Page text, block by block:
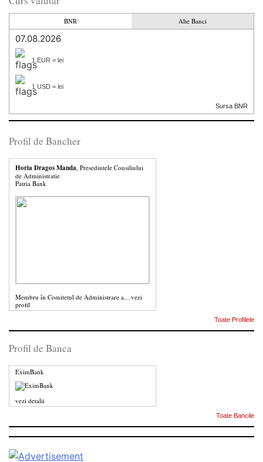
BNR Alte Banci
07.08.2026
1 EUR = lei
1 USD = lei
Sursa BNR
Profil de Bancher
Horia Dragos Manda, Presedintele Consiliului
de Administratie
Patria Bank
Membru în Comitetul de Administrare a... vezi
profil
Toate Profilele
Profil de Banca
EximBank
vezi detalii
Toate Bancile